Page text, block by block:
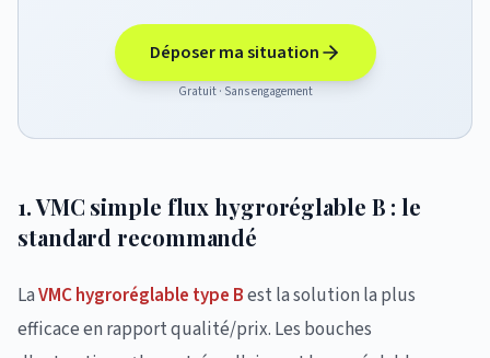
Déposer ma situation
Gratuit · Sans engagement
1. VMC simple flux hygroréglable B : le
standard recommandé
LaVMC hygroréglable type Best la solution la plus
efficace en rapport qualité/prix. Les bouches